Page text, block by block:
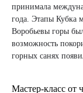
принимала
года. Этапы Кубка
Воробьевы горы
возможность
горных санях
Мастер-класс